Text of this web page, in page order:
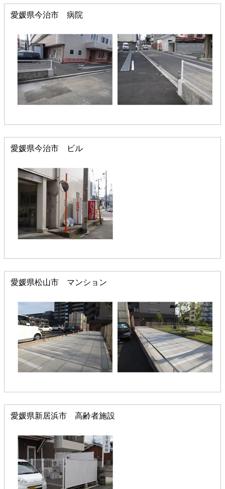
愛媛県今治市 病院
愛媛県今治市 ビル
愛媛県松山市 マンション
愛媛県新居浜市 高齢者施設